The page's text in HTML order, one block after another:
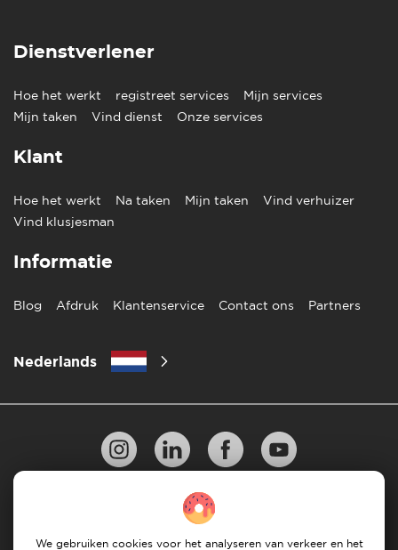
Dienstverlener
Hoe het werkt registreet services
Mijn services
Mijn taken
Vind dienst Onze services
Klant
Hoe het werkt Na taken Mijn taken
Vind verhuizer
Vind klusjesman
Informatie
Blog Afdruk Klantenservice Contact ons Partners
Nederlands
10 regels voor succesvol verhuizen
Richtlijnen voor betaling Algemene Voorwaarden
We gebruiken cookies voor het analyseren van verkeer en het